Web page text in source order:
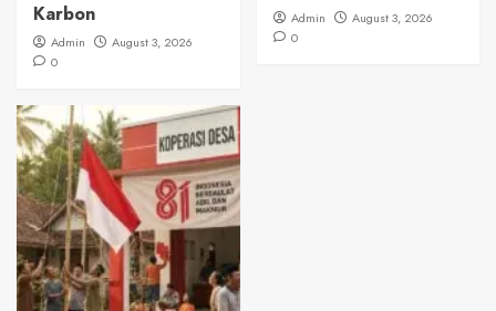
Karbon
Admin
August 3, 2026
0
Admin
August 3, 2026
0